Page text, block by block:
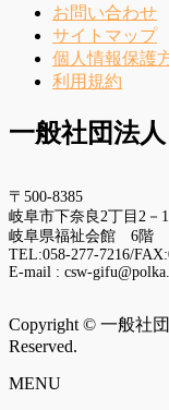
お問い合わせ
サイトマップ
個人情報保護
利用規約
一般社団法
〒500-8385
岐阜市下奈良2丁目2－1
岐阜県福祉会館 6階
TEL:058-277-7216/
E-mail : csw-
Copyright © 一般社
Reserved.
MENU